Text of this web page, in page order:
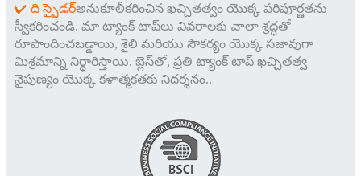
✔ ది స్పైడర్అనుకూలీకరించిన ఖచ్చితత్వం యొక్క పరిపూర్ణతను
స్వీకరించండి. మా ట్యాంక్ టాప్‌లు వివరాలకు చాలా శ్రద్ధతో
రూపొందించబడ్డాయి, శైలి మరియు సౌకర్యం యొక్క సజావుగా
మిశ్రమాన్ని నిర్ధారిస్తాయి. బ్లెస్‌తో, ప్రతి ట్యాంక్ టాప్ ఖచ్చితత్వ
నైపుణ్యం యొక్క కళాత్మకతకు నిదర్శనం..